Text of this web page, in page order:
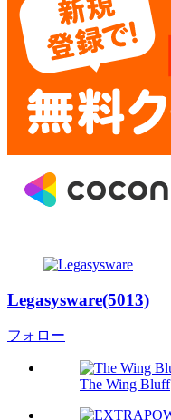
Legasysware(5013)
フォロー
The Wing Bluff